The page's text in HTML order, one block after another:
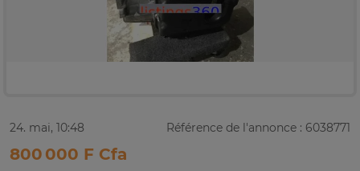
24. mai, 10:48 Référence de l'annonce : 6038771
800 000 F Cfa